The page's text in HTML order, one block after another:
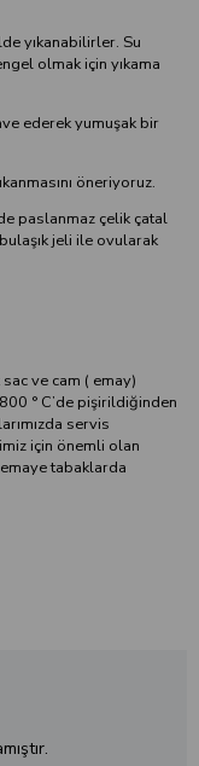
yıkanabilirler. Su
olmak için yıkama
ederek yumuşak bir
öneriyoruz.
paslanmaz çelik çatal
bulaşık jeli ile ovularak
ve cam ( emay)
° C’de pişirildiğinden
servis
için önemli olan
tabaklarda